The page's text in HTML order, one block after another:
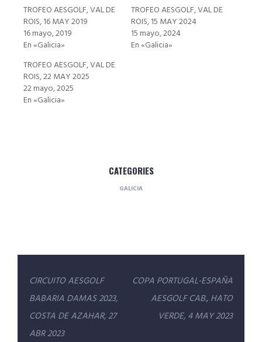
TROFEO AESGOLF, VAL DE
ROIS, 16 MAY 2019
16 mayo, 2019
En «Galicia»
TROFEO AESGOLF, VAL DE
ROIS, 15 MAY 2024
15 mayo, 2024
En «Galicia»
TROFEO AESGOLF, VAL DE
ROIS, 22 MAY 2025
22 mayo, 2025
En «Galicia»
CATEGORIES
GALICIA
Navegación
de
entradas
CIRCUITO AESGOLF
BABARIA DAMAS 2023,
COSTA DE AZAHAR, 27
ABR 2023
COPA PORTUGAL-ESPAÑA
AESGOLF CAB., HATO
VERDE, 4 MAY 2023